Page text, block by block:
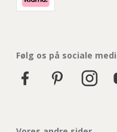
Følg os på sociale